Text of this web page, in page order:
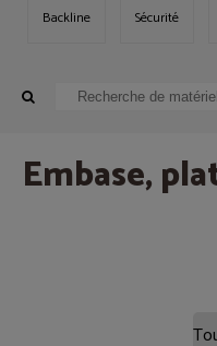
Backline Sécurité
Embase,